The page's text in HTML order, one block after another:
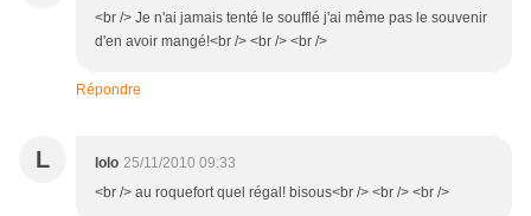
<br /> Je n'ai jamais tenté le soufflé j'ai même pas le souvenir
d'en avoir mangé!<br /> <br /> <br />
Répondre
L lolo 25/11/2010 09:33
<br /> au roquefort quel régal! bisous<br /> <br /> <br />